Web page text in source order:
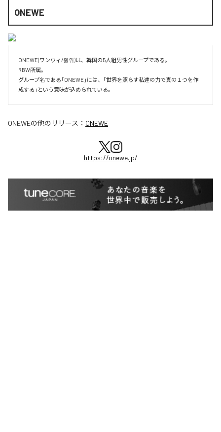
ONEWE
ONEWE(ワンウィ/원위)は、韓国の5人組男性グループである。
RBW所属。
グループ名である「ONEWE」には、「世界を照らす私達の力で真の１つを作
成する」という意味が込められている。
ONEWEの他のリリース： ONEWE
https://onewe.jp/